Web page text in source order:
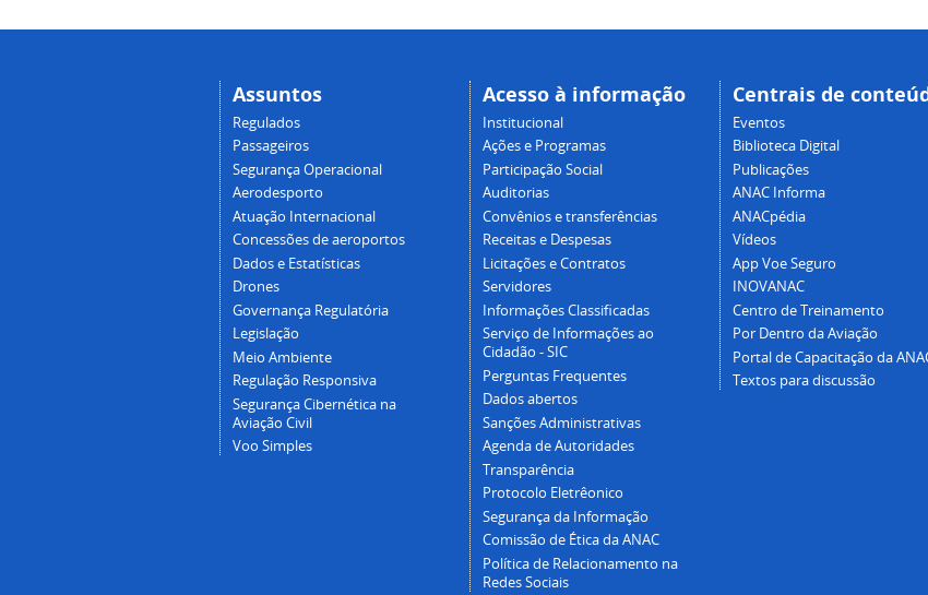
Assuntos
Regulados
Passageiros
Segurança Operacional
Aerodesporto
Atuação Internacional
Concessões de aeroportos
Dados e Estatísticas
Drones
Governança Regulatória
Legislação
Meio Ambiente
Regulação Responsiva
Segurança Cibernética na
Aviação Civil
Voo Simples
Acesso à informação
Institucional
Ações e Programas
Participação Social
Auditorias
Convênios e transferências
Receitas e Despesas
Licitações e Contratos
Servidores
Informações Classificadas
Serviço de Informações ao
Cidadão - SIC
Perguntas Frequentes
Dados abertos
Sanções Administrativas
Agenda de Autoridades
Transparência
Protocolo Eletrêonico
Segurança da Informação
Comissão de Ética da ANAC
Política de Relacionamento na
Redes Sociais
Centrais de
Eventos
Biblioteca Digital
Publicações
ANAC Informa
ANACpédia
Vídeos
App Voe Seguro
INOVANAC
Centro de Treinamento
Por Dentro da Aviação
Portal de Capacitação da
Textos para discussão